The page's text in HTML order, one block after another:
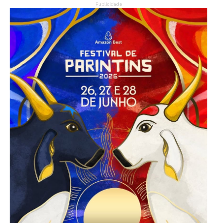
Publicidade